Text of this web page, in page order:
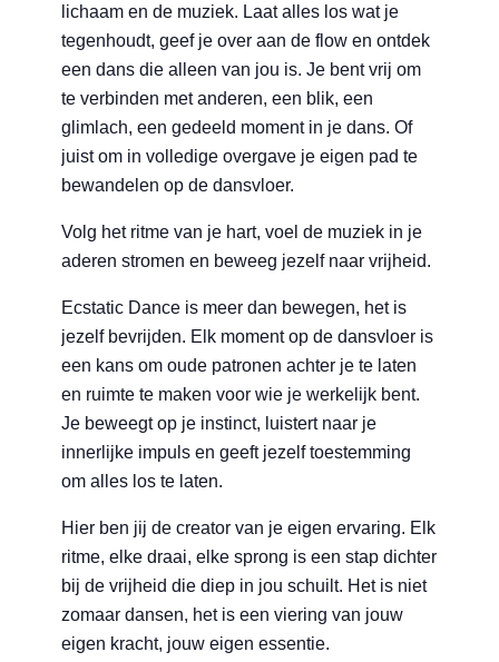
lichaam en de muziek. Laat alles los wat je
tegenhoudt, geef je over aan de flow en ontdek
een dans die alleen van jou is. Je bent vrij om
te verbinden met anderen, een blik, een
glimlach, een gedeeld moment in je dans. Of
juist om in volledige overgave je eigen pad te
bewandelen op de dansvloer.
Volg het ritme van je hart, voel de muziek in je
aderen stromen en beweeg jezelf naar vrijheid.
Ecstatic Dance is meer dan bewegen, het is
jezelf bevrijden. Elk moment op de dansvloer is
een kans om oude patronen achter je te laten
en ruimte te maken voor wie je werkelijk bent.
Je beweegt op je instinct, luistert naar je
innerlijke impuls en geeft jezelf toestemming
om alles los te laten.
Hier ben jij de creator van je eigen ervaring. Elk
ritme, elke draai, elke sprong is een stap dichter
bij de vrijheid die diep in jou schuilt. Het is niet
zomaar dansen, het is een viering van jouw
eigen kracht, jouw eigen essentie.